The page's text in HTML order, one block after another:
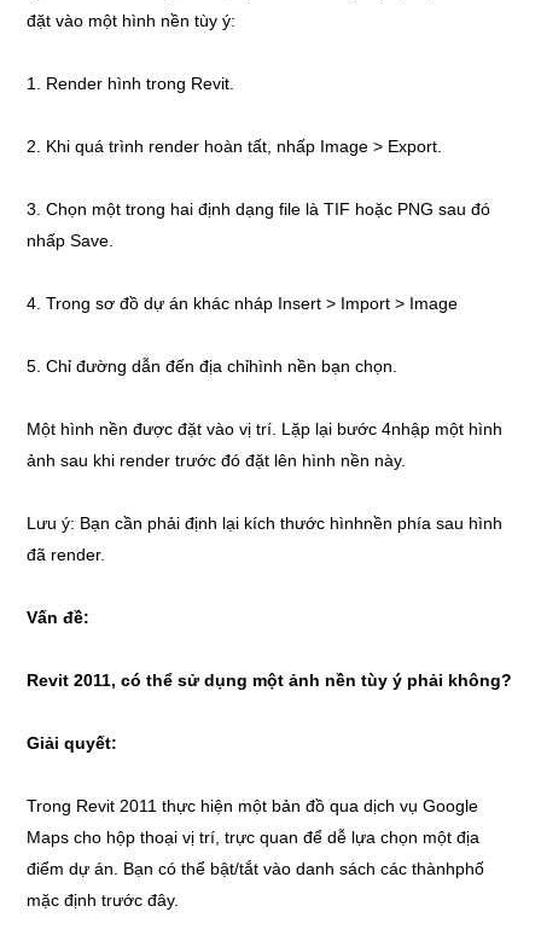
đặt vào một hình nền tùy ý:
1. Render hình trong Revit.
2. Khi quá trình render hoàn tất, nhấp Image > Export.
3. Chọn một trong hai định dạng file là TIF hoặc PNG sau đó
nhấp Save.
4. Trong sơ đồ dự án khác nháp Insert > Import > Image
5. Chỉ đường dẫn đến địa chỉhình nền bạn chọn.
Một hình nền được đặt vào vị trí. Lặp lại bước 4nhập một hình
ảnh sau khi render trước đó đặt lên hình nền này.
Lưu ý: Bạn cần phải định lại kích thước hìnhnền phía sau hình
đã render.
Vấn đề:
Revit 2011, có thể sử dụng một ảnh nền tùy ý phải không?
Giải quyết:
Trong Revit 2011 thực hiện một bản đồ qua dịch vụ Google
Maps cho hộp thoại vị trí, trực quan để dễ lựa chọn một địa
điểm dự án. Bạn có thể bật/tắt vào danh sách các thànhphố
mặc định trước đây.